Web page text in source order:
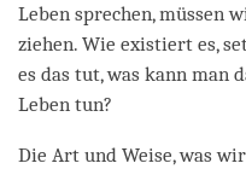
Leben sprechen, müssen
ziehen. Wie existiert es,
es das tut, was kann man
Leben tun?
Die Art und Weise, was